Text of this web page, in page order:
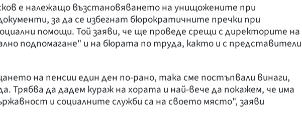
е належащо възстановяването на унищожените при
за да се избегнат бюрократичните пречки при
помощи. Той заяви, че ще проведе срещи с директорите на
подпомагане" и на бюрата по труда, както и с представители
на пенсии един ден по-рано, така сме постъпвали винаги,
Трябва да дадем кураж на хората и най-вече да покажем, че има
и социалните служби са на своето място", заяви